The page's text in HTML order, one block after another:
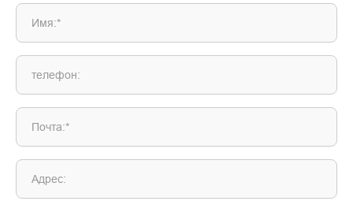
Имя:*
телефон:
Почта:*
Адрес: